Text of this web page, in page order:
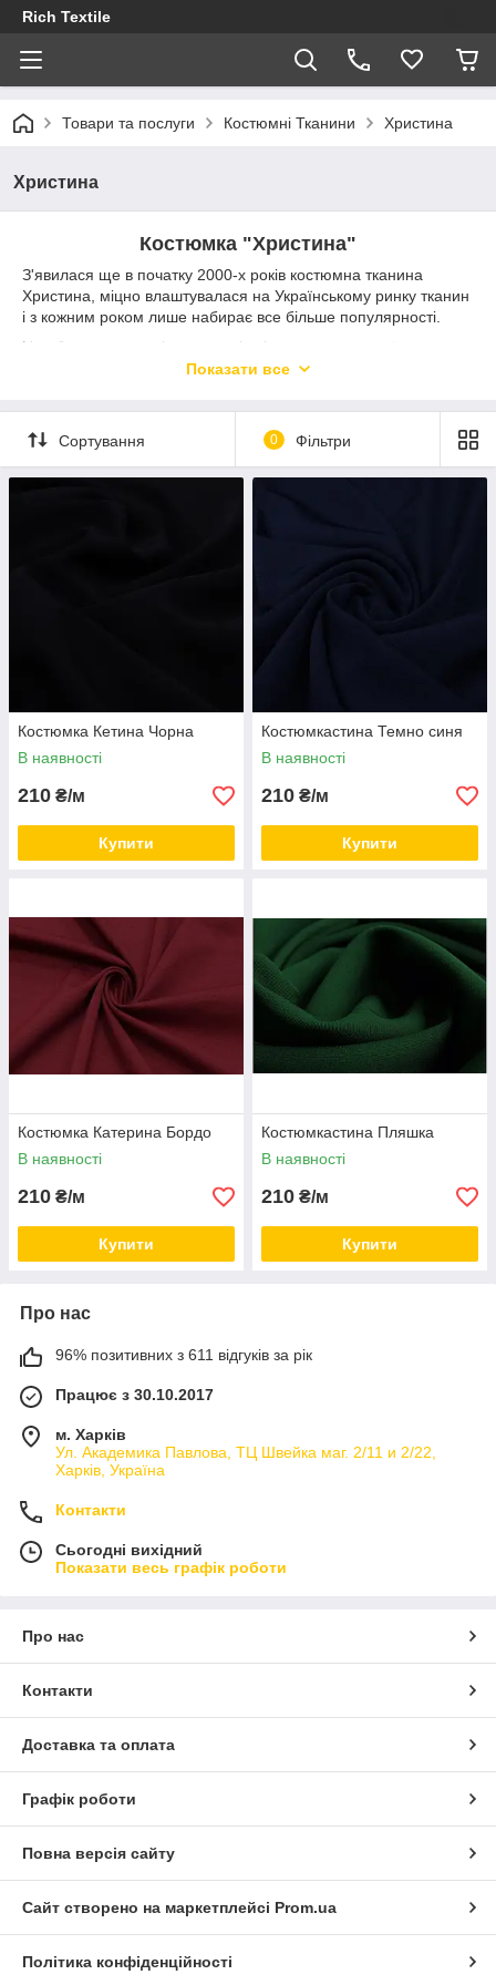
Rich Textile
Товари та послуги Костюмні Тканини Христина
Христина
Костюмка "Христина"
З'явилася ще в початку 2000-х років костюмна тканина
Христина, міцно влаштувалася на Українському ринку тканин
і з кожним роком лише набирає все більше популярності.
Це обумовлено вигідним зовнішнім виглядом самої тканини,
т. к. у цієї тканини немає лицьового або зворотного боку.
а з іншого гладку і при виготовленні того чи іншого виробу
можна використовувати будь-яку з них чи навіть чергувати.
Щільність структури і легкість в обробці, роблять цю тканину
Костюмну тканину "Христина"
можна у нашому
"RichTex"
Показати все
Сортування 0 Фільтри
Костюмка Кетина Чорна
В наявності
210 ₴/м
Купити
Костюмкастина Темно синя
В наявності
210 ₴/м
Купити
Костюмка Катерина Бордо
В наявності
210 ₴/м
Купити
Костюмкастина Пляшка
В наявності
210 ₴/м
Купити
Про нас
96% позитивних з 611 відгуків за рік
Працює з 30.10.2017
м. Харків
Ул. Академика Павлова, ТЦ Швейка маг. 2/11 и 2/22,
Харків, Україна
Контакти
Сьогодні вихідний
Показати весь графік роботи
Про нас
Контакти
Доставка та оплата
Графік роботи
Повна версія сайту
Сайт створено на маркетплейсі Prom.ua
Політика конфіденційності